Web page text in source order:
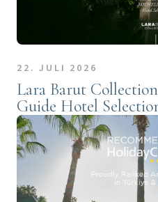
22. JULI 2026
Lara Barut
Guide Hotel